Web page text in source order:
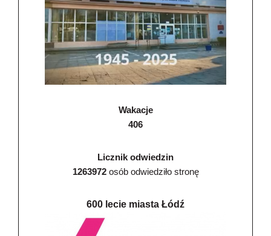
Wakacje
406
Licznik odwiedzin
1263972osób odwiedziło stronę
600 lecie miasta Łódź